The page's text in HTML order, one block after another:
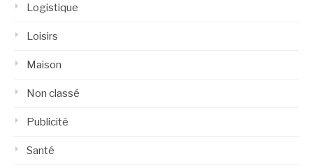
Logistique
Loisirs
Maison
Non classé
Publicité
Santé